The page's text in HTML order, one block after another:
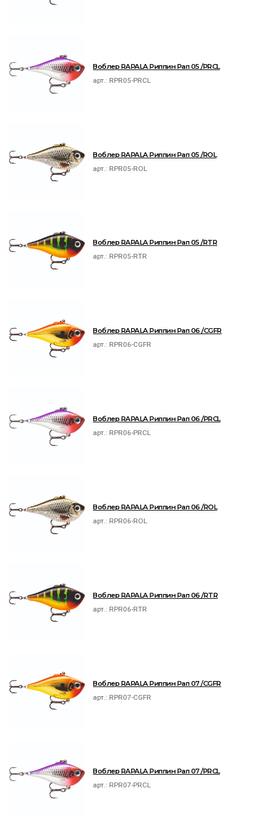
Воблер RAPALA Риппин Рап 05 /PRCL
арт.: RPR05-PRCL
Воблер RAPALA Риппин Рап 05 /ROL
арт.: RPR05-ROL
Воблер RAPALA Риппин Рап 05 /RTR
арт.: RPR05-RTR
Воблер RAPALA Риппин Рап 06 /CGFR
арт.: RPR06-CGFR
Воблер RAPALA Риппин Рап 06 /PRCL
арт.: RPR06-PRCL
Воблер RAPALA Риппин Рап 06 /ROL
арт.: RPR06-ROL
Воблер RAPALA Риппин Рап 06 /RTR
арт.: RPR06-RTR
Воблер RAPALA Риппин Рап 07 /CGFR
арт.: RPR07-CGFR
Воблер RAPALA Риппин Рап 07 /PRCL
арт.: RPR07-PRCL